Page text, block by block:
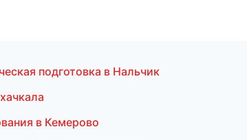
подготовка в Нальчик
в Кемерово